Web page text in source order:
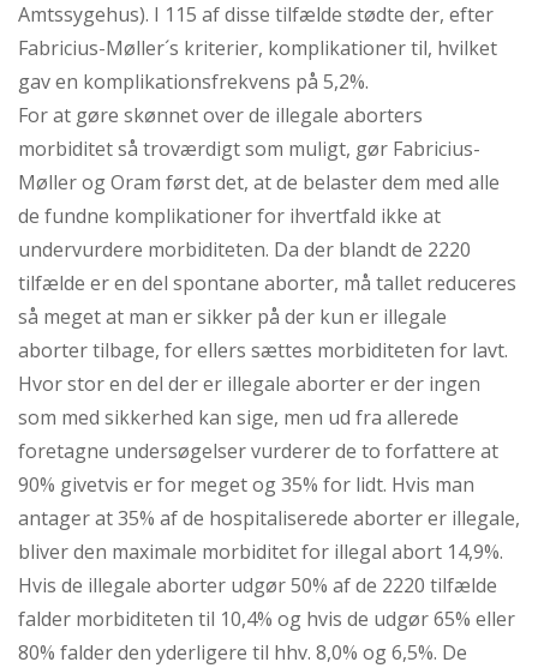
Amtssygehus). I 115 af disse tilfælde stødte der, efter
Fabricius-Møller´s kriterier, komplikationer til, hvilket
gav en komplikationsfrekvens på 5,2%.
For at gøre skønnet over de illegale aborters
morbiditet så troværdigt som muligt, gør Fabricius-
Møller og Oram først det, at de belaster dem med alle
de fundne komplikationer for ihvertfald ikke at
undervurdere morbiditeten. Da der blandt de 2220
tilfælde er en del spontane aborter, må tallet reduceres
så meget at man er sikker på der kun er illegale
aborter tilbage, for ellers sættes morbiditeten for lavt.
Hvor stor en del der er illegale aborter er der ingen
som med sikkerhed kan sige, men ud fra allerede
foretagne undersøgelser vurderer de to forfattere at
90% givetvis er for meget og 35% for lidt. Hvis man
antager at 35% af de hospitaliserede aborter er illegale,
bliver den maximale morbiditet for illegal abort 14,9%.
Hvis de illegale aborter udgør 50% af de 2220 tilfælde
falder morbiditeten til 10,4% og hvis de udgør 65% eller
80% falder den yderligere til hhv. 8,0% og 6,5%. De